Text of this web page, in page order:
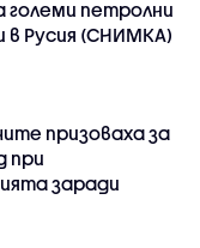
големи петролни
в Русия (СНИМКА)
призоваха за
при
заради